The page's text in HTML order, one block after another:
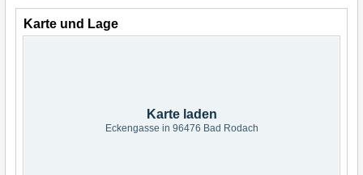
Karte und Lage
Karte laden
Eckengasse in 96476 Bad Rodach